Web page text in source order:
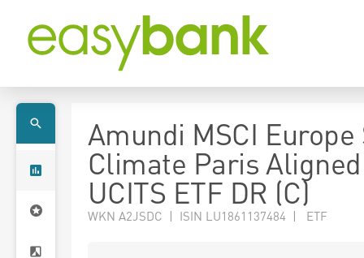
Amundi MSCI Europe
Climate Paris
UCITS ETF DR (C)
WKN A2JSDC | ISIN LU1861137484 | ETF